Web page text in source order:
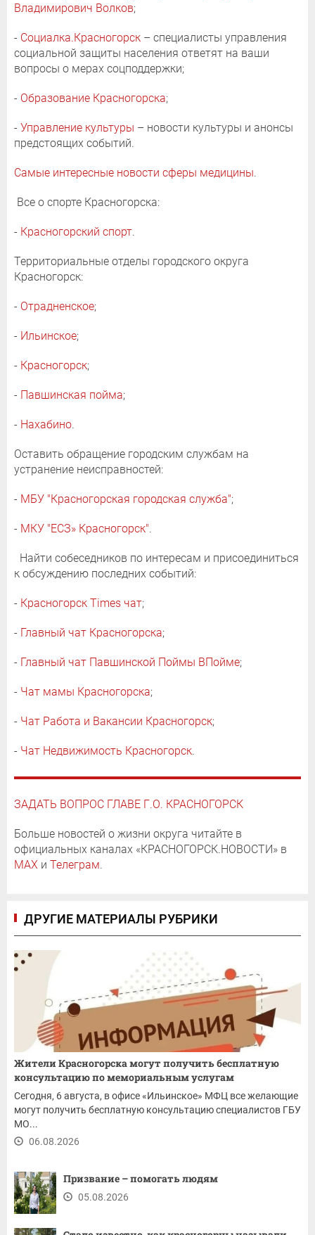
Владимирович Волков;
- Социалка.Красногорск – специалисты управления
социальной защиты населения ответят на ваши
вопросы о мерах соцподдержки;
- Образование Красногорска;
- Управление культуры – новости культуры и анонсы
предстоящих событий.
Самые интересные новости сферы медицины.
Все о спорте Красногорска:
- Красногорский спорт.
Территориальные отделы городского округа
Красногорск:
- Отрадненское;
- Ильинское;
- Красногорск;
- Павшинская пойма;
- Нахабино.
Оставить обращение городским службам на
устранение неисправностей:
- МБУ "Красногорская городская служба";
- МКУ "ЕСЗ» Красногорск".
Найти собеседников по интересам и присоединиться
к обсуждению последних событий:
- Красногорск Times чат;
- Главный чат Красногорска;
- Главный чат Павшинской Поймы ВПойме;
- Чат мамы Красногорска;
- Чат Работа и Вакансии Красногорск;
- Чат Недвижимость Красногорск.
ЗАДАТЬ ВОПРОС ГЛАВЕ Г.О. КРАСНОГОРСК
Больше новостей о жизни округа читайте в
официальных каналах «КРАСНОГОРСК.НОВОСТИ» в
MAX и Телеграм.
ДРУГИЕ МАТЕРИАЛЫ РУБРИКИ
Жители Красногорска могут получить бесплатную
консультацию по мемориальным услугам
Сегодня, 6 августа, в офисе «Ильинское» МФЦ все желающие
могут получить бесплатную консультацию специалистов ГБУ
МО...
06.08.2026
Призвание – помогать людям
05.08.2026